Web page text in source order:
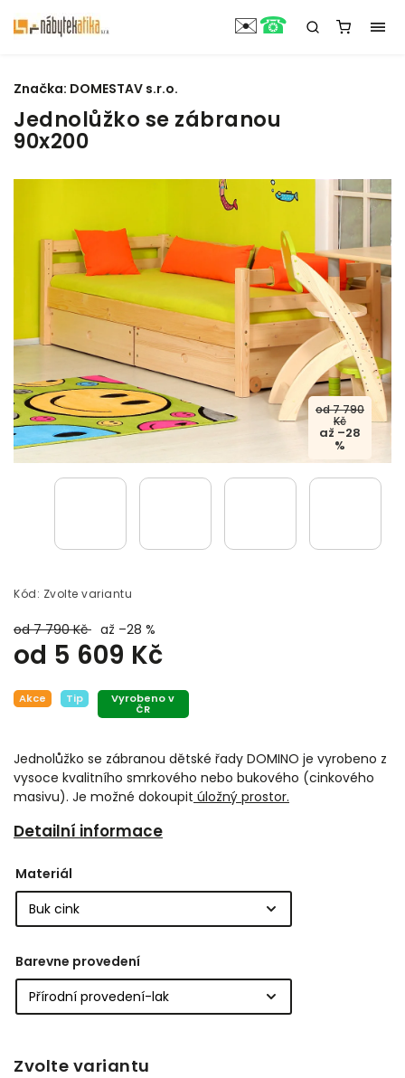
Jednolůžko se zábranou
90x200
od 7 790
Kč
až –28
%
Kód: Zvolte variantu
od 7 790 Kč až –28 %
od 5 609 Kč
Akce Tip Vyrobeno v
ČR
Jednolůžko se zábranou dětské řady DOMINO je vyrobeno z
vysoce kvalitního smrkového nebo bukového (cinkového
masivu). Je možné dokoupit úložný prostor.
Detailní informace
Značka: DOMESTAV s.r.o.
Materiál
Barevne provedení
Zvolte variantu
✉️☎